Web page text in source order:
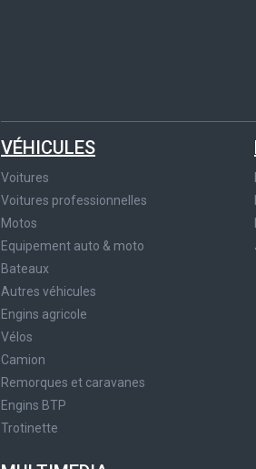
VÉHICULES
Voitures
Voitures professionnelles
Motos
Equipement auto & moto
Bateaux
Autres véhicules
Engins agricole
Vélos
Camion
Remorques et caravanes
Engins BTP
Trotinette